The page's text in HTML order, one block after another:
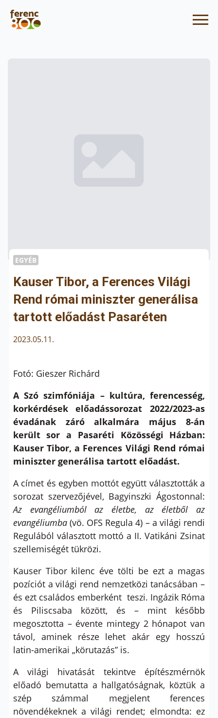
EGYÉB
Kauser Tibor, a Ferences Világi
Rend római miniszter generálisa
tartott előadást Pasaréten
2023.05.11.
Fotó: Gieszer Richárd
A Szó szimfóniája – kultúra, ferencesség,
korkérdések előadássorozat 2022/2023-as
évadának záró alkalmára május 8-án
került sor a Pasaréti Közösségi Házban:
Kauser Tibor, a Ferences Világi Rend római
miniszter generálisa tartott előadást.
A címet és egyben mottót együtt választották a
sorozat szervezőjével, Bagyinszki Ágostonnal:
Az evangéliumból az életbe, az életből az
evangéliumba(vö. OFS Regula 4) – a világi rendi
Regulából választott mottó a II. Vatikáni Zsinat
szellemiségét tükrözi.
Kauser Tibor kilenc éve tölti be ezt a magas
pozíciót a világi rend nemzetközi tanácsában –
és ezt családos emberként teszi. Ingázik Róma
és Piliscsaba között, és – mint később
megosztotta – évente mintegy 2 hónapot van
távol, aminek része lehet akár egy hosszú
latin-amerikai „körutazás” is.
A világi hivatását tekintve építészmérnök
előadó bemutatta a hallgatóságnak, köztük a
szép számmal megjelent ferences
növendékeknek a világi rendet; elmondta: ez